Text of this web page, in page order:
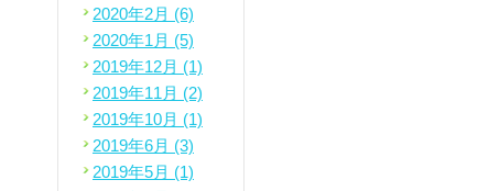
2020年2月 (6)
2020年1月 (5)
2019年12月 (1)
2019年11月 (2)
2019年10月 (1)
2019年6月 (3)
2019年5月 (1)